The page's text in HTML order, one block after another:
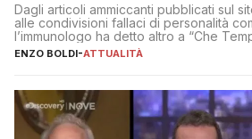
Dagli articoli ammiccanti pubblicati sul
alle condivisioni fallaci di personalità
l’immunologo ha detto altro a “Che
ENZO BOLDI-ATTUALITÀ